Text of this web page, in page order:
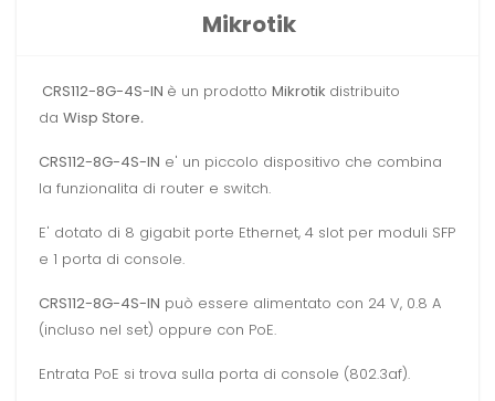
Mikrotik
CRS112-8G-4S-IN è un prodotto Mikrotik distribuito
da Wisp Store.
CRS112-8G-4S-IN e' un piccolo dispositivo che combina
la funzionalita di router e switch.
E' dotato di 8 gigabit porte Ethernet, 4 slot per moduli SFP
e 1 porta di console.
CRS112-8G-4S-IN può essere alimentato con 24 V, 0.8 A
(incluso nel set) oppure con PoE.
Entrata PoE si trova sulla porta di console (802.3af).